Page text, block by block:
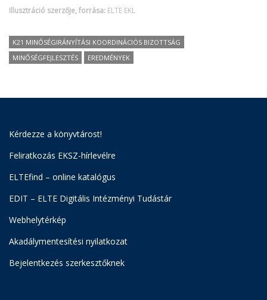
Illusztráció szerzője, forrása: ELTE EKL
K21 MINŐSÉGIRÁNYÍTÁSI KOORDINÁCIÓS BIZOTTSÁG
MINŐSÉGFEJLESZTÉS
EREDMÉNYEK
Kérdezze a könyvtárost!
Feliratkozás EKSZ-hírlevélre
ELTEfind – online katalógus
EDIT – ELTE Digitális Intézményi Tudástár
Webhelytérkép
Akadálymentesítési nyilatkozat
Bejelentkezés szerkesztőknek